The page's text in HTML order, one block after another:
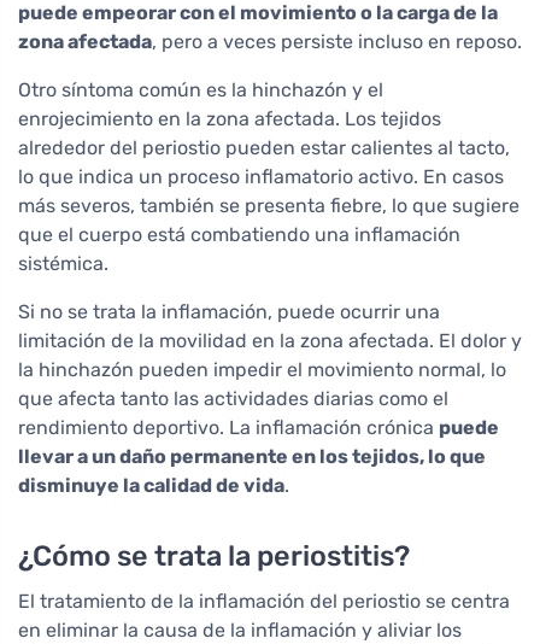
puede empeorar con el movimiento o la carga de la
zona afectada, pero a veces persiste incluso en reposo.
Otro síntoma común es la hinchazón y el
enrojecimiento en la zona afectada. Los tejidos
alrededor del periostio pueden estar calientes al tacto,
lo que indica un proceso inflamatorio activo. En casos
más severos, también se presenta fiebre, lo que sugiere
que el cuerpo está combatiendo una inflamación
sistémica.
Si no se trata la inflamación, puede ocurrir una
limitación de la movilidad en la zona afectada. El dolor y
la hinchazón pueden impedir el movimiento normal, lo
que afecta tanto las actividades diarias como el
rendimiento deportivo. La inflamación crónica puede
llevar a un daño permanente en los tejidos, lo que
disminuye la calidad de vida.
¿Cómo se trata la periostitis?
El tratamiento de la inflamación del periostio se centra
en eliminar la causa de la inflamación y aliviar los